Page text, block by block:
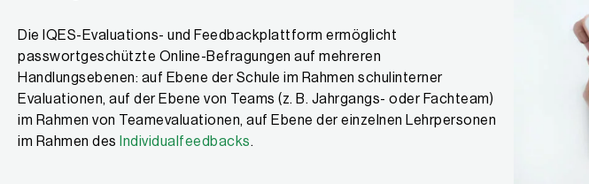
Die IQES-Evaluations- und Feedbackplattform ermöglicht
passwortgeschützte Online-Befragungen auf mehreren
Handlungsebenen: auf Ebene der Schule im Rahmen schulinterner
Evaluationen, auf der Ebene von Teams (z. B. Jahrgangs- oder Fachteam)
im Rahmen von Teamevaluationen, auf Ebene der einzelnen Lehrpersonen
im Rahmen des Individualfeedbacks.